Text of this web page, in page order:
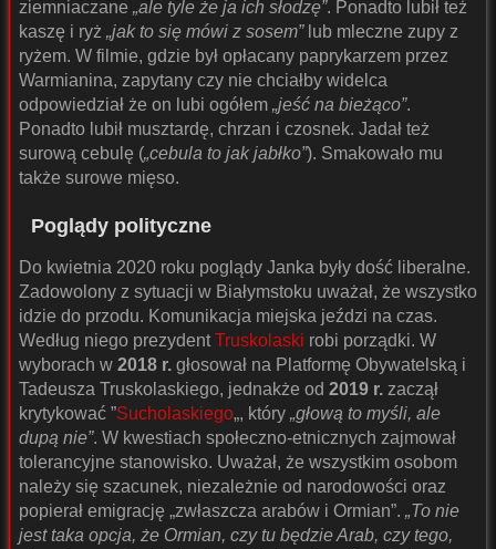
ziemniaczane „ale tyle że ja ich słodzę”. Ponadto lubił też
kaszę i ryż „jak to się mówi z sosem”lub mleczne zupy z
ryżem. W filmie, gdzie był opłacany paprykarzem przez
Warmianina, zapytany czy nie chciałby widelca
odpowiedział że on lubi ogółem „jeść na bieżąco”.
Ponadto lubił musztardę, chrzan i czosnek. Jadał też
surową cebulę („cebula to jak jabłko”). Smakowało mu
także surowe mięso.
Poglądy polityczne
Do kwietnia 2020 roku poglądy Janka były dość liberalne.
Zadowolony z sytuacji w Białymstoku uważał, że wszystko
idzie do przodu. Komunikacja miejska jeździ na czas.
Według niego prezydentTruskolaski robi porządki. W
wyborach w 2018 r. głosował na Platformę Obywatelską i
Tadeusza Truskolaskiego, jednakże od 2019 r. zaczął
krytykować ”Sucholaskiego„, który „głową to myśli, ale
dupą nie”. W kwestiach społeczno-etnicznych zajmował
tolerancyjne stanowisko. Uważał, że wszystkim osobom
należy się szacunek, niezależnie od narodowości oraz
popierał emigrację „zwłaszcza arabów i Ormian”. „To nie
jest taka opcja, że Ormian, czy tu będzie Arab, czy tego,